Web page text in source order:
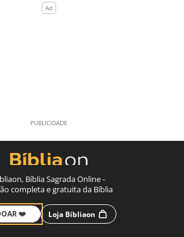
Bíblia Sagrada Online -
completa e gratuita da Bíblia
❤️ Loja Bíbliaon